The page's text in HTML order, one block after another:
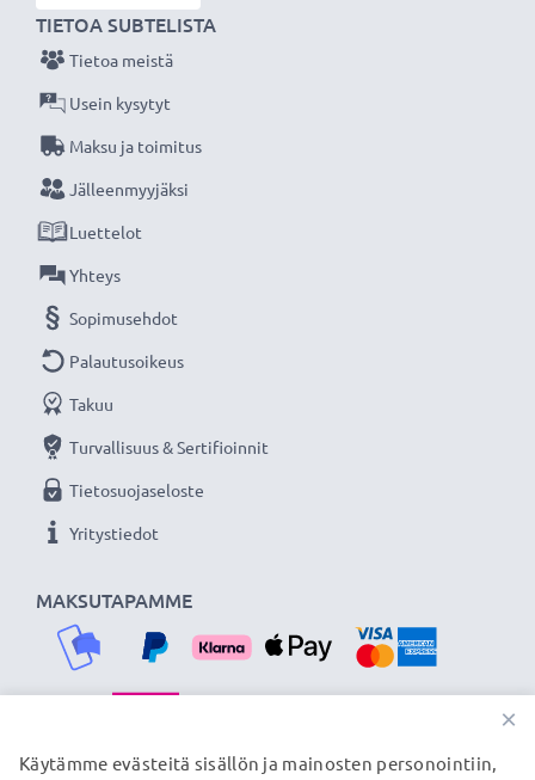
MAKSUTAPAMME
TIETOA SUBTELISTA
Tietoa meistä
Usein kysytyt
Maksu ja toimitus
Jälleenmyyjäksi
Luettelot
Yhteys
Sopimusehdot
Palautusoikeus
Takuu
Turvallisuus & Sertifioinnit
Tietosuojaseloste
Yritystiedot
TOIMITUSKUMPPANIMME
×
Käytämme evästeitä sisällön ja mainosten personointiin,